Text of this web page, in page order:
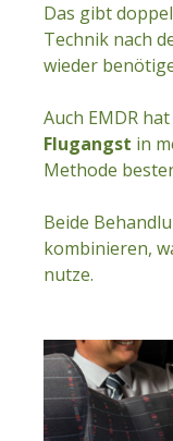
Das gibt
Technik nach
wieder
Auch EMDR
Flugangst in
Methode
Beide
kombinieren,
nutze.